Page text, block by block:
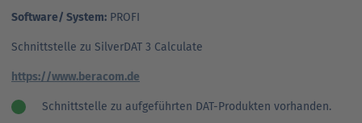
Software/ System: PROFI
Schnittstelle zu SilverDAT 3 Calculate
https://www.beracom.de
Schnittstelle zu aufgeführten DAT-Produkten vorhanden.